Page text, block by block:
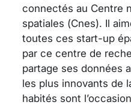
connectés au Centre
spatiales (Cnes). Il
toutes ces start-up
par ce centre de
partage ses données
les plus innovants de
habités sont